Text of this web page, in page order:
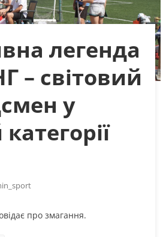
легенда
– світовий
у
про змагання.